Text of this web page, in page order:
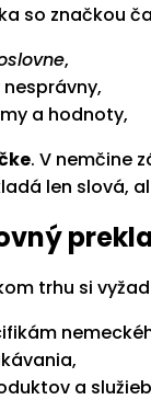
so značkou
,
a hodnoty,
. V nemčine
len slová,
trhu si
a